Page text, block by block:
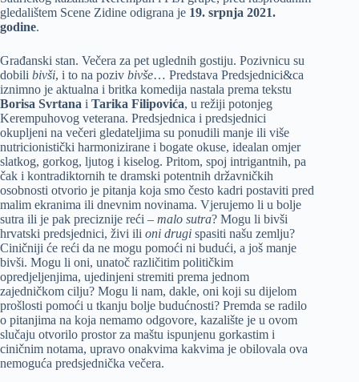
gledalištem Scene Zidine odigrana je 19. srpnja 2021.
godine.
Građanski stan. Večera za pet uglednih gostiju. Pozivnicu su
dobili bivši, i to na poziv bivše… Predstava Predsjednici&ca
iznimno je aktualna i britka komedija nastala prema tekstu
Borisa Svrtana i Tarika Filipovića, u režiji potonjeg
Kerempuhovog veterana. Predsjednica i predsjednici
okupljeni na večeri gledateljima su ponudili manje ili više
nutricionistički harmonizirane i bogate okuse, idealan omjer
slatkog, gorkog, ljutog i kiselog. Pritom, spoj intrigantnih, pa
čak i kontradiktornih te dramski potentnih državničkih
osobnosti otvorio je pitanja koja smo često kadri postaviti pred
malim ekranima ili dnevnim novinama. Vjerujemo li u bolje
sutra ili je pak preciznije reći – malo sutra? Mogu li bivši
hrvatski predsjednici, živi ili oni drugi spasiti našu zemlju?
Ciničniji će reći da ne mogu pomoći ni budući, a još manje
bivši. Mogu li oni, unatoč različitim političkim
opredjeljenjima, ujedinjeni stremiti prema jednom
zajedničkom cilju? Mogu li nam, dakle, oni koji su dijelom
prošlosti pomoći u tkanju bolje budućnosti? Premda se radilo
o pitanjima na koja nemamo odgovore, kazalište je u ovom
slučaju otvorilo prostor za maštu ispunjenu gorkastim i
ciničnim notama, upravo onakvima kakvima je obilovala ova
nemoguća predsjednička večera.